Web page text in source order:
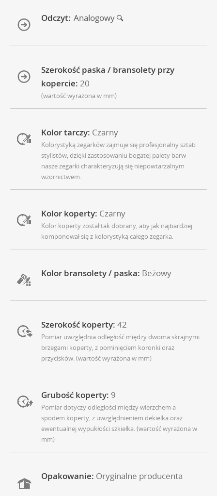
Odczyt: Analogowy
Szerokość paska / bransolety przy
kopercie: 20
(wartość wyrażona w mm)
Kolor tarczy: Czarny
Kolorystyką zegarków zajmuje się profesjonalny sztab
stylistów, dzięki zastosowaniu bogatej palety barw
nasze zegarki charakteryzują się niepowtarzalnym
wzornictwem.
Kolor koperty: Czarny
Kolor koperty został tak dobrany, aby jak najbardziej
komponował się z kolorystyką całego zegarka.
Kolor bransolety / paska: Beżowy
Szerokość koperty: 42
Pomiar uwzględnia odległość między dwoma skrajnymi
brzegami koperty, z pominięciem koronki oraz
przycisków. (wartość wyrażona w mm)
Grubość koperty: 9
Pomiar dotyczy odległości między wierzchem a
spodem koperty, z uwzględnieniem dekielka oraz
ewentualnej wypukłości szkiełka. (wartość wyrażona w
mm)
Opakowanie: Oryginalne producenta